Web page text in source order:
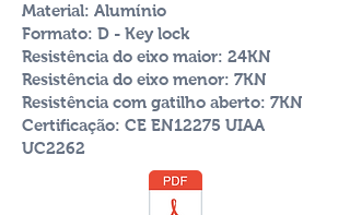
Material: Alumínio
Formato: D - Key lock
Resistência do eixo maior: 24KN
Resistência do eixo menor: 7KN
Resistência com gatilho aberto: 7KN
Certificação: CE EN12275 UIAA
UC2262